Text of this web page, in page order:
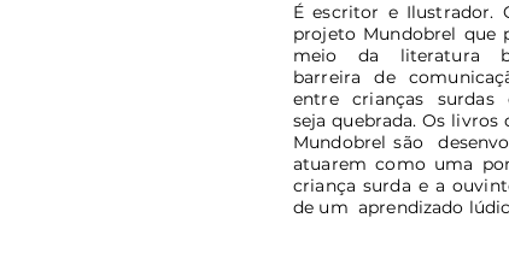
É escritor e Ilustrador.
projeto Mundobrel que
meio da literatura
barreira de
entre crianças surdas
seja quebrada. Os livros
Mundobrel são
atuarem como uma
criança surda e a
de um aprendizado